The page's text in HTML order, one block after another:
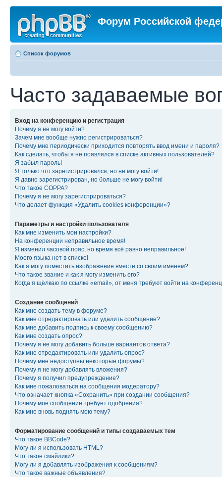
Форум Российской
Список форумов
Часто задаваемые
Вход на конференцию и регистрация
Почему я не могу войти?
Зачем мне вообще нужно регистрироваться?
Почему мне периодически приходится повторять ввод имени и пароля?
Как сделать, чтобы я не появлялся в списке активных пользователей?
Я забыл пароль!
Я только что зарегистрировался, но не могу войти!
Я давно зарегистрирован, но больше не могу войти!
Что такое COPPA?
Почему я не могу зарегистрироваться?
Что делает функция «Удалить cookies конференции»?
Параметры и настройки пользователя
Как мне изменить мои настройки?
На конференции неправильное время!
Я изменил часовой пояс, но время всё равно неправильное!
Моего языка нет в списке!
Как я могу поместить изображение вместе со своим именем?
Что такое звание и как я могу изменить его?
Когда я щёлкаю по ссылке «email», от меня требуют войти на
Создание сообщений
Как мне создать тему в форуме?
Как мне отредактировать или удалить сообщение?
Как мне добавить подпись к своему сообщению?
Как мне создать опрос?
Почему я не могу добавить больше вариантов ответа?
Как мне отредактировать или удалить опрос?
Почему мне недоступны некоторые форумы?
Почему я не могу добавлять вложения?
Почему я получил предупреждение?
Как мне пожаловаться на сообщения модератору?
Что означает кнопка «Сохранить» при создании сообщения?
Почему моё сообщение требует одобрения?
Как мне вновь поднять мою тему?
Форматирование сообщений и типы создаваемых тем
Что такое BBCode?
Могу ли я использовать HTML?
Что такое смайлики?
Могу ли я добавлять изображения к сообщениям?
Что такое важные объявления?